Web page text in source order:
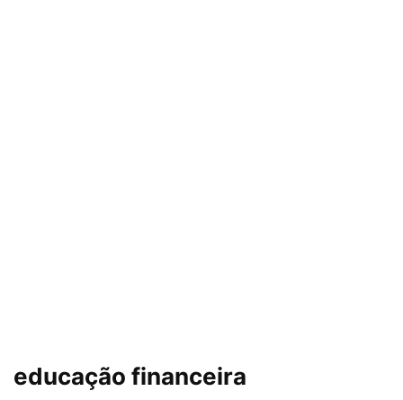
educação financeira